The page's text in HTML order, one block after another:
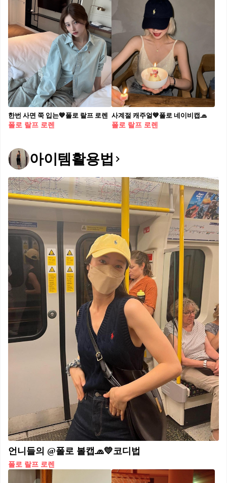
한번 사면 쭉 입는💙폴로 랄프 로렌
폴로 랄프 로렌
사계절 캐주얼💙폴로 네이비캡🧢
폴로 랄프 로렌
아이템활용법
언니들의 @폴로 볼캡🧢💛코디법
폴로 랄프 로렌